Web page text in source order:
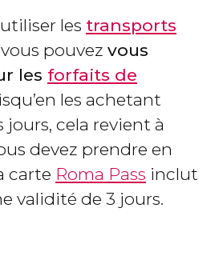
les transports
vous pouvez vous
les forfaits de
les achetant
cela revient à
devez prendre en
carte Roma Pass inclut
validité de 3 jours.